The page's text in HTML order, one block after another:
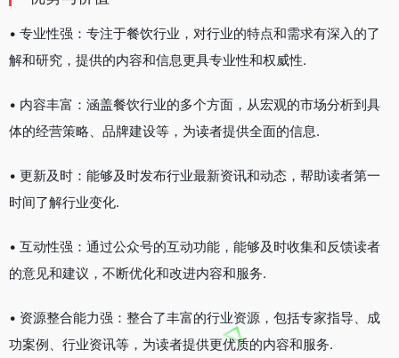
• 专业性强：专注于餐饮行业，对行业的特点和需求有深入的了
解和研究，提供的内容和信息更具专业性和权威性.
• 内容丰富：涵盖餐饮行业的多个方面，从宏观的市场分析到具
体的经营策略、品牌建设等，为读者提供全面的信息.
• 更新及时：能够及时发布行业最新资讯和动态，帮助读者第一
时间了解行业变化.
• 互动性强：通过公众号的互动功能，能够及时收集和反馈读者
的意见和建议，不断优化和改进内容和服务.
• 资源整合能力强：整合了丰富的行业资源，包括专家指导、成
功案例、行业资讯等，为读者提供更优质的内容和服务.